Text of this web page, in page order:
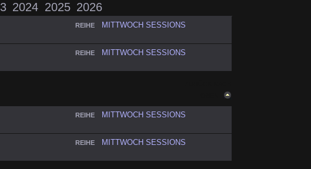
2024 2025 2026
REIHE MITTWOCH SESSIONS
REIHE MITTWOCH SESSIONS
REIHE MITTWOCH SESSIONS
REIHE MITTWOCH SESSIONS